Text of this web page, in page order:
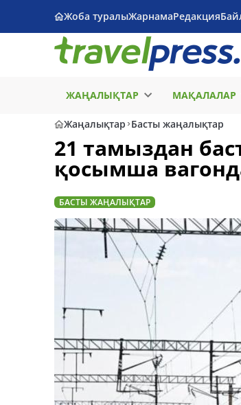
Жоба туралыЖарнамаРедакция
ЖАҢАЛЫҚТАР МАҚАЛАЛАР
Жаңалықтар Басты жаңалықтар
21 тамыздан
қосымша
БАСТЫ ЖАҢАЛЫҚТАР